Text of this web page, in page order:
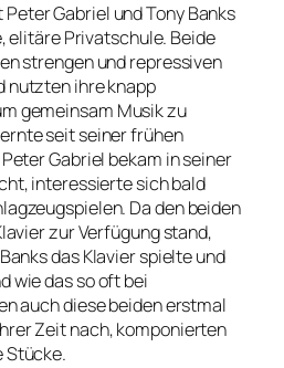
Gabriel und Tony Banks
elitäre Privatschule. Beide
strengen und repressiven
nutzten ihre knapp
gemeinsam Musik zu
seit seiner frühen
Gabriel bekam in seiner
interessierte sich bald
Da den beiden
zur Verfügung stand,
das Klavier spielte und
wie das so oft bei
auch diese beiden erstmal
Zeit nach, komponierten
Stücke.